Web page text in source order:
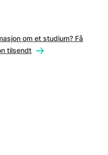
om et studium? Få
tilsendt